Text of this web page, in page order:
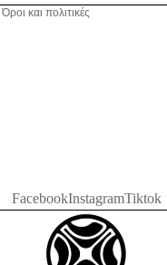
Όροι και πολιτικές
FacebookInstagramTiktok